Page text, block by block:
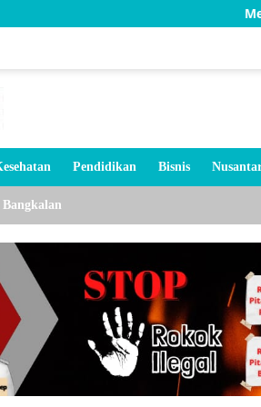
Merah Putih
Pendidikan Bisnis
Bangkalan